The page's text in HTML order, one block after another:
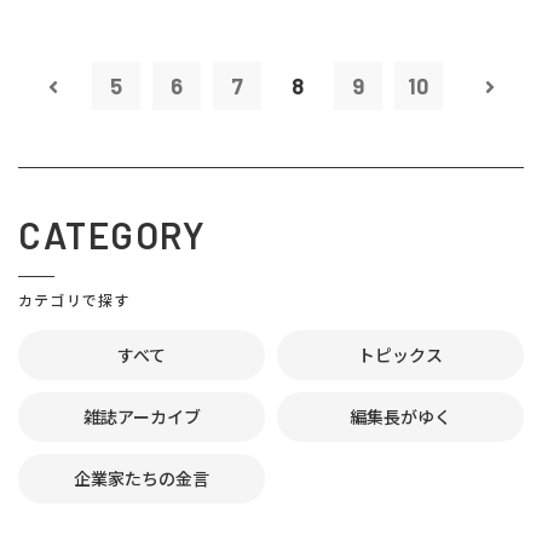
5 6 7 8 9 10
CATEGORY
カテゴリで探す
すべて トピックス
雑誌アーカイブ 編集長がゆく
企業家たちの金言